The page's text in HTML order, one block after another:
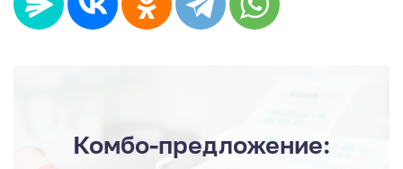
Комбо-предложение: